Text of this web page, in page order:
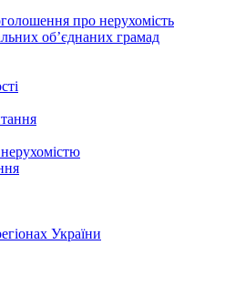
про нерухомість
об’єднаних грамад
України